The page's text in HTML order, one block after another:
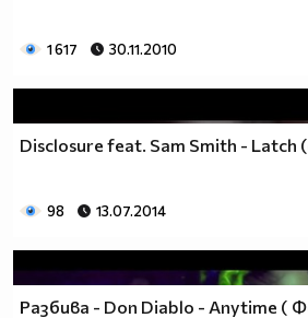
1 617 30.11.2010
Disclosure feat. Sam Smith - Latch
98 13.07.2014
Разбива - Don Diablo - Anytime (